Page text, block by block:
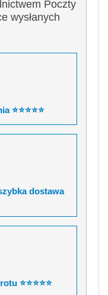
Poczty
wysłanych
dostawa
⭐⭐⭐⭐⭐